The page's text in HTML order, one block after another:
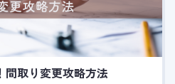
間取り変更攻略方法